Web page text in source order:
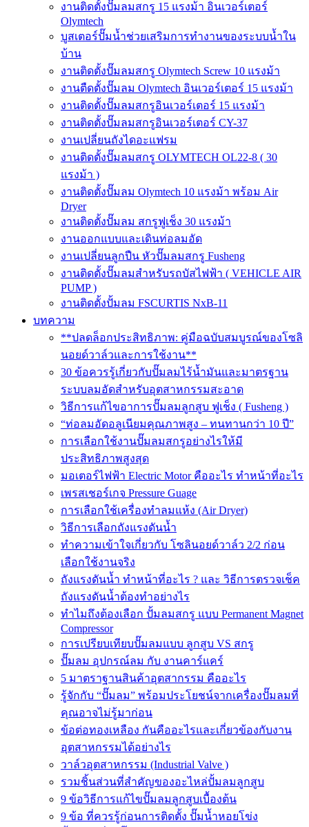
งานติดตั้งปั๊มลมสกรู 15 แรงม้า อินเวอร์เตอร์
Olymtech
บูสเตอร์ปั๊มน้ำช่วยเสริมการทำงานของระบบน้ำใน
บ้าน
งานติดตั้งปั๊มลมสกรู Olymtech Screw 10 แรงม้า
งานตืดตั้งปั๊มลม Olymtech อินเวอร์เตอร์ 15 แรงม้า
งานติดตั้งปั๊มลมสกรูอินเวอร์เตอร์ 15 แรงม้า
งานติดตั้งปั๊มลมสกรูอินเวอร์เตอร์ CY-37
งานเปลี่ยนถังไดอะแฟรม
งานติดตั้งปั๊มลมสกรู OLYMTECH OL22-8 ( 30
แรงม้า )
งานติดตั้งปั๊มลม Olymtech 10 แรงม้า พร้อม Air
Dryer
งานติดตั้งปั๊มลม สกรูฟูเช็ง 30 แรงม้า
งานออกแบบและเดินท่อลมอัด
งานเปลี่ยนลูกปืน หัวปั๊มลมสกรู Fusheng
งานติดตั้งปั๊มลมสำหรับรถบัสไฟฟ้า ( VEHICLE AIR
PUMP )
งานติดตั้งปั้มลม FSCURTIS NxB-11
บทความ
**ปลดล็อกประสิทธิภาพ: คู่มือฉบับสมบูรณ์ของโซลิ
นอยด์วาล์วและการใช้งาน**
30 ข้อควรรู้เกี่ยวกับปั๊มลมไร้น้ำมันและมาตรฐาน
ระบบลมอัดสำหรับอุตสาหกรรมสะอาด
วิธีการแก้ไขอาการปั๊มลมลูกสูบ ฟูเช็ง ( Fusheng )
“ท่อลมอัดอลูเนียมคุณภาพสูง – ทนทานกว่า 10 ปี”
การเลือกใช้งานปั๊มลมสกรูอย่างไรให้มี
ประสิทธิภาพสูงสุด
มอเตอร์ไฟฟ้า Electric Motor คืออะไร ทำหน้าที่อะไร
เพรสเชอร์เกจ Pressure Guage
การเลือกใช้เครื่องทำลมแห้ง (Air Dryer)
วิธีการเลือกถังแรงดันน้ำ
ทำความเข้าใจเกี่ยวกับ โซลินอยด์วาล์ว 2/2 ก่อน
เลือกใช้งานจริง
ถังแรงดันน้ำ ทำหน้าที่อะไร ? และ วิธีการตรวจเช็ค
ถังแรงดันน้ำต้องทำอย่างไร
ทำไมถึงต้องเลือก ปั้มลมสกรู แบบ Permanent Magnet
Compressor
การเปรียบเทียบปั๊มลมแบบ ลูกสูบ VS สกรู
ปั๊มลม อุปกรณ์ลม กับ งานคาร์แคร์
5 มาตราฐานสินค้าอุตสากรรม คืออะไร
รู้จักกับ “ปั๊มลม” พร้อมประโยชน์จากเครื่องปั๊มลมที่
คุณอาจไม่รู้มาก่อน
ข้อต่อทองเหลือง กันคืออะไรและเกี่ยวข้องกับงาน
อุตสาหกรรมได้อย่างไร
วาล์วอุตสาหกรรม (Industrial Valve )
รวมชิ้นส่วนที่สำคัญของอะไหล่ปั้มลมลูกสูบ
9 ข้อวิธีการแก้ไขปั๊มลมลูกสูบเบื้องต้น
9 ข้อ ที่ควรรู้ก่อนการติดตั้ง ปั๊มน้ำหอยโข่ง